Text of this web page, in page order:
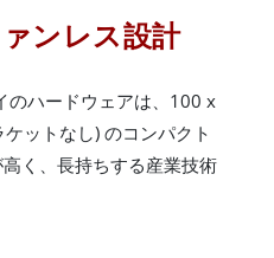
ンレス設計
のハードウェアは、100 x
ットなし) のコンパクト
く、長持ちする産業技術